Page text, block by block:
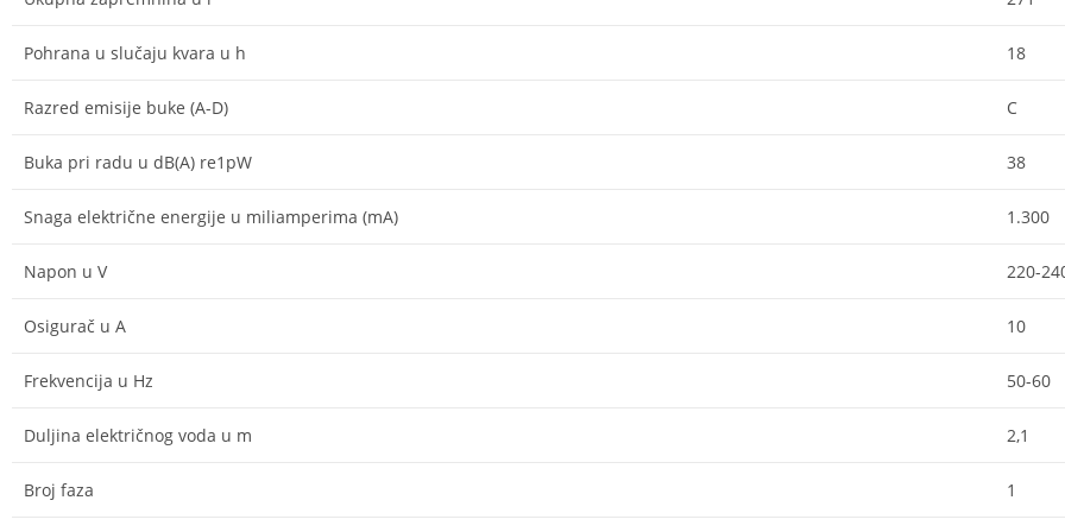
Pohrana u slučaju kvara u h 18
Razred emisije buke (A-D) C
Buka pri radu u dB(A) re1pW 38
Snaga električne energije u miliamperima (mA) 1.300
Napon u V 220-
Osigurač u A 10
Frekvencija u Hz 50-60
Duljina električnog voda u m 2,1
Broj faza 1